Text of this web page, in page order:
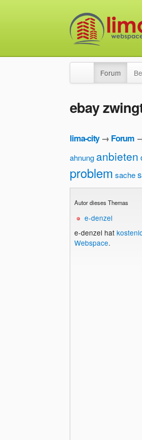
Forum
ebay
lima-city→ Forum
ahnung anbieten
problem sache
Autor dieses Themas
e-denzel
e-denzel hat
Webspace.